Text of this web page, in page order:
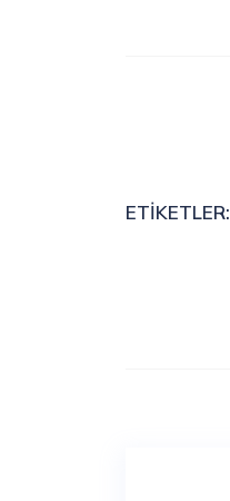
ETIKETLER: